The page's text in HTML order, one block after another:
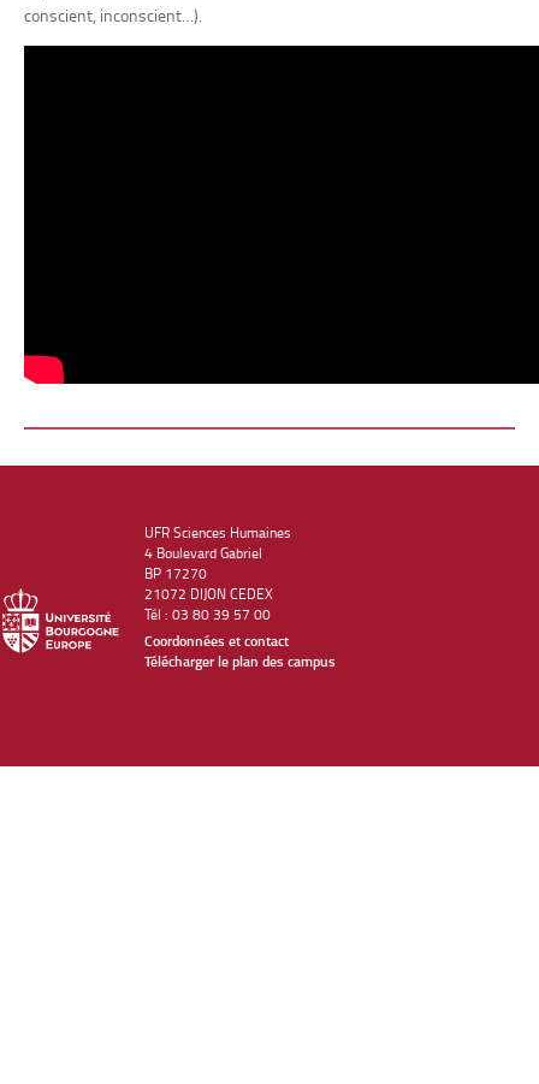
conscient, inconscient…).
UFR Sciences Humaines
4 Boulevard Gabriel
BP 17270
21072 DIJON CEDEX
Tél : 03 80 39 57 00
Coordonnées et contact
Télécharger le plan des campus